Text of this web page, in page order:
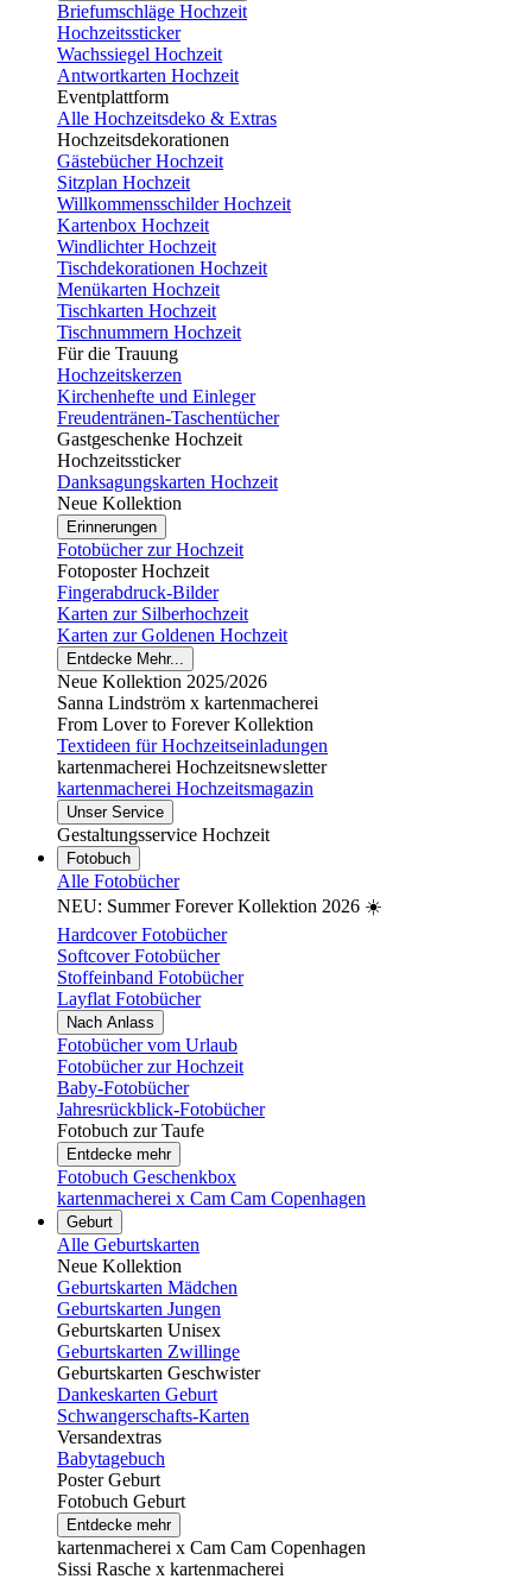
Briefumschläge Hochzeit
Hochzeitssticker
Wachssiegel Hochzeit
Antwortkarten Hochzeit
Eventplattform
Alle Hochzeitsdeko & Extras
Hochzeitsdekorationen
Gästebücher Hochzeit
Sitzplan Hochzeit
Willkommensschilder Hochzeit
Kartenbox Hochzeit
Windlichter Hochzeit
Tischdekorationen Hochzeit
Menükarten Hochzeit
Tischkarten Hochzeit
Tischnummern Hochzeit
Für die Trauung
Hochzeitskerzen
Kirchenhefte und Einleger
Freudentränen-Taschentücher
Gastgeschenke Hochzeit
Hochzeitssticker
Danksagungskarten Hochzeit
Neue Kollektion
Erinnerungen
Fotobücher zur Hochzeit
Fotoposter Hochzeit
Fingerabdruck-Bilder
Karten zur Silberhochzeit
Karten zur Goldenen Hochzeit
Entdecke Mehr...
Neue Kollektion 2025/2026
Sanna Lindström x kartenmacherei
From Lover to Forever Kollektion
Textideen für Hochzeitseinladungen
kartenmacherei Hochzeitsnewsletter
kartenmacherei Hochzeitsmagazin
Unser Service
Gestaltungsservice Hochzeit
Fotobuch
Alle Fotobücher
NEU: Summer Forever Kollektion 2026 ☀️
Hardcover Fotobücher
Softcover Fotobücher
Stoffeinband Fotobücher
Layflat Fotobücher
Nach Anlass
Fotobücher vom Urlaub
Fotobücher zur Hochzeit
Baby-Fotobücher
Jahresrückblick-Fotobücher
Fotobuch zur Taufe
Entdecke mehr
Fotobuch Geschenkbox
kartenmacherei x Cam Cam Copenhagen
Geburt
Alle Geburtskarten
Neue Kollektion
Geburtskarten Mädchen
Geburtskarten Jungen
Geburtskarten Unisex
Geburtskarten Zwillinge
Geburtskarten Geschwister
Dankeskarten Geburt
Schwangerschafts-Karten
Versandextras
Babytagebuch
Poster Geburt
Fotobuch Geburt
Entdecke mehr
kartenmacherei x Cam Cam Copenhagen
Sissi Rasche x kartenmacherei